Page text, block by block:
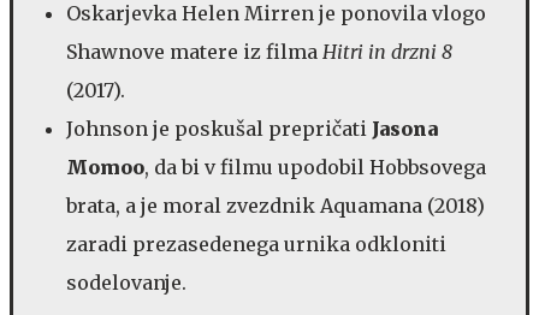
Oskarjevka Helen Mirren je ponovila vlogo
Shawnove matere iz filma Hitri in drzni 8
(2017).
Johnson je poskušal prepričati Jasona
Momoo, da bi v filmu upodobil Hobbsovega
brata, a je moral zvezdnik Aquamana (2018)
zaradi prezasedenega urnika odkloniti
sodelovanje.